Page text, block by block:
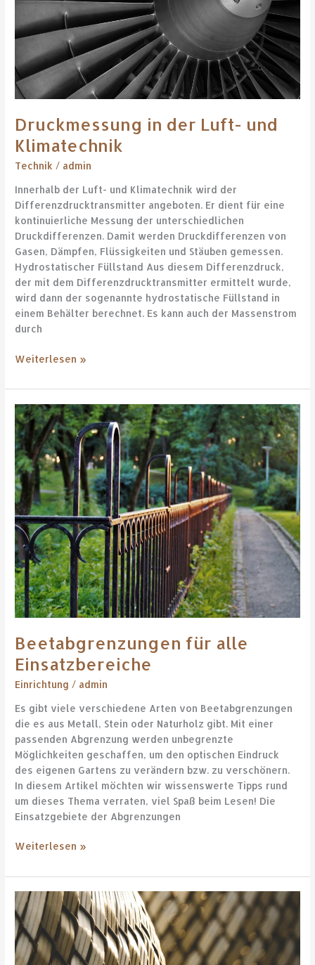
Druckmessung in der Luft- und
Klimatechnik
Technik / admin
Innerhalb der Luft- und Klimatechnik wird der
Differenzdrucktransmitter angeboten. Er dient für eine
kontinuierliche Messung der unterschiedlichen
Druckdifferenzen. Damit werden Druckdifferenzen von
Gasen, Dämpfen, Flüssigkeiten und Stäuben gemessen.
Hydrostatischer Füllstand Aus diesem Differenzdruck,
der mit dem Differenzdrucktransmitter ermittelt wurde,
wird dann der sogenannte hydrostatische Füllstand in
einem Behälter berechnet. Es kann auch der Massenstrom
durch
Weiterlesen »
Beetabgrenzungen für alle
Einsatzbereiche
Einrichtung / admin
Es gibt viele verschiedene Arten von Beetabgrenzungen
die es aus Metall, Stein oder Naturholz gibt. Mit einer
passenden Abgrenzung werden unbegrenzte
Möglichkeiten geschaffen, um den optischen Eindruck
des eigenen Gartens zu verändern bzw. zu verschönern.
In diesem Artikel möchten wir wissenswerte Tipps rund
um dieses Thema verraten, viel Spaß beim Lesen! Die
Einsatzgebiete der Abgrenzungen
Beetabgrenzungen
für
alle
Einsatzbereiche
Weiterlesen »
Beleuchtungskonzept
mit
avantgardistischen
Elementen
bereichern